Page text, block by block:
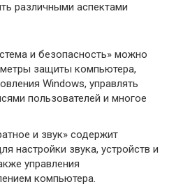
различными аспектами
и безопасность» можно
защиты компьютера,
Windows, управлять
пользователей и многое
и звук» содержит
настройки звука, устройств и
управления
компьютера.